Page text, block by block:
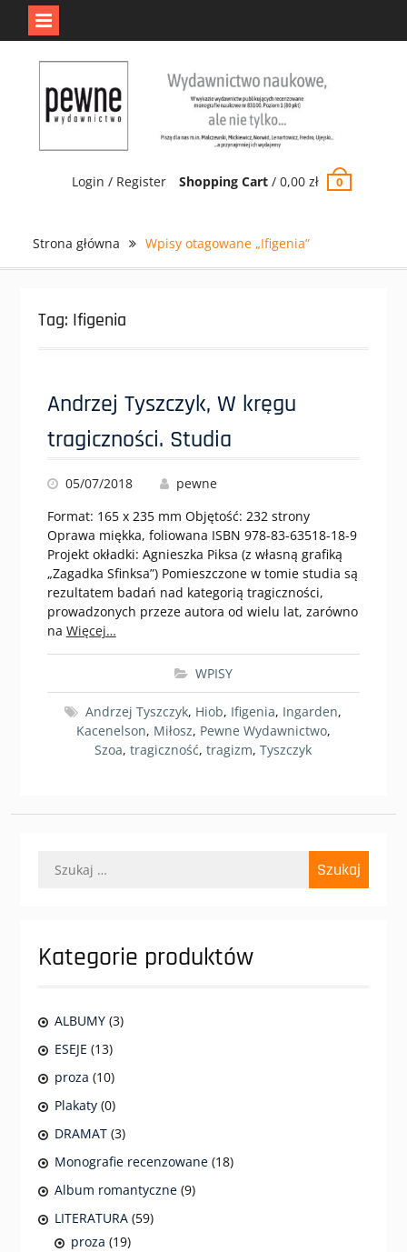
Login / Register Shopping Cart /0,00zł 0
Strona główna Wpisy otagowane „Ifigenia”
Tag: Ifigenia
Andrzej Tyszczyk, W kręgu
tragiczności. Studia
05/07/2018
pewne
Format: 165 x 235 mm Objętość: 232 strony
Oprawa miękka, foliowana ISBN 978-83-63518-18-9
Projekt okładki: Agnieszka Piksa (z własną grafiką
„Zagadka Sfinksa”) Pomieszczone w tomie studia są
rezultatem badań nad kategorią tragiczności,
prowadzonych przeze autora od wielu lat, zarówno
na Więcej…
WPISY
Andrzej Tyszczyk, Hiob, Ifigenia, Ingarden,
Kacenelson, Miłosz, Pewne Wydawnictwo,
Szoa,tragiczność,tragizm,Tyszczyk
Kategorie produktów
ALBUMY (3)
ESEJE (13)
proza (10)
Plakaty (0)
DRAMAT (3)
Monografie recenzowane (18)
Album romantyczne (9)
LITERATURA (59)
proza (19)